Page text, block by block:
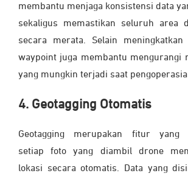
membantu menjaga konsistensi data
sekaligus memastikan seluruh area
secara merata. Selain
waypoint juga membantu mengurangi
yang mungkin terjadi saat
4. Geotagging Otomatis
Geotagging merupakan fitur yang
setiap foto yang diambil drone
lokasi secara otomatis. Data yang